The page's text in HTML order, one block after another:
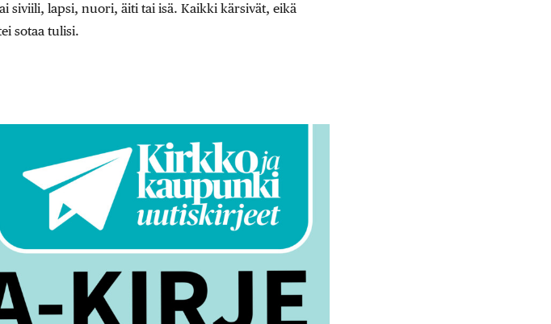
siviili, lapsi, nuori, äiti tai isä. Kaikki kärsivät, eikä
sotaa tulisi.